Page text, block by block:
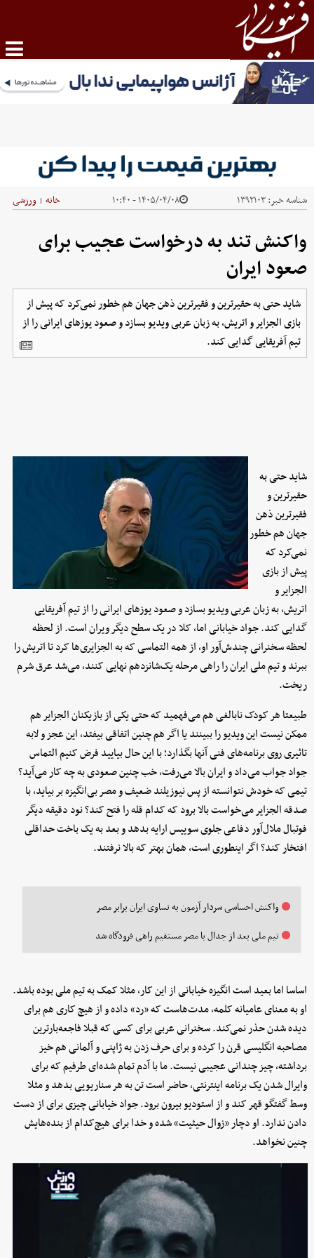
شناسه خبر:۱۳۹۲۱۰۳ ۱۴۰۵/۰۴/۰۸ - ۱۰:۴۰ خانه | ورزشی
واکنش تند به درخواست عجیب برای
صعود ایران
شاید حتی به حقیرترین و فقیرترین ذهن جهان هم خطور نمی‌کرد که پیش از
بازی الجزایر و اتریش، به زبان عربی ویدیو بسازد و صعود یوزهای ایرانی را از
تیم آفریقایی گدایی کند.
شاید حتی به
حقیرترین و
فقیرترین ذهن
جهان هم خطور
نمی‌کرد که
پیش از بازی
الجزایر و
اتریش، به زبان عربی ویدیو بسازد و صعود یوزهای ایرانی را از تیم آفریقایی
گدایی کند. جواد خیابانی اما، کلا در یک سطح دیگر ویران است. از لحظه
لحظه سخنرانی چندش‌آور او، از همه التماسی که به الجزایری‌ها کرد تا اتریش را
ببرند و تیم ملی ایران را راهی مرحله یک‌شانزدهم نهایی کنند، می‌شد عرق شرم
ریخت.
طبیعتا هر کودک نابالغی هم می‌فهمید که حتی یکی از بازیکنان الجزایر هم
ممکن نیست این ویدیو را ببینند یا اگر هم چنین اتفاقی بیفتد، این عجز و لابه
تاثیری روی برنامه‌های فنی آنها بگذارد؛ با این حال بیایید فرض کنیم التماس
جواد جواب می‌داد و ایران بالا می‌رفت، خب چنین صعودی به چه کار می‌آید؟
تیمی که خودش نتوانسته از پس نیوزیلند ضعیف و مصر بی‌انگیزه بر بیاید، با
صدقه الجزایر می‌خواست بالا برود که کدام قله را فتح کند؟ نود دقیقه دیگر
فوتبال ملال‌آور دفاعی جلوی سوییس ارایه بدهد و بعد به یک باخت حداقلی
افتخار کند؟ اگر اینطوری است، همان بهتر که بالا نرفتند.
واکنش احساسی سردار آزمون به تساوی ایران برابر مصر
تیم ملی بعد از جدال با مصر مستقیم راهی فرودگاه شد
اساسا اما بعید است انگیزه خیابانی از این کار، مثلا کمک به تیم ملی بوده باشد.
او به معنای عامیانه کلمه، مدت‌هاست که «رد» داده و از هیچ کاری هم برای
دیده شدن حذر نمی‌کند. سخنرانی عربی برای کسی که قبلا فاجعه‌بارترین
مصاحبه انگلیسی قرن را کرده و برای حرف زدن به ژاپنی و آلمانی هم خیز
برداشته، چیز چندانی عجیبی نیست. ما با آدم تمام شده‌ای طرفیم که برای
وایرال شدن یک برنامه اینترنتی، حاضر است تن به هر سناریویی بدهد و مثلا
وسط گفتگو قهر کند و از استودیو بیرون برود. جواد خیابانی چیزی برای از دست
دادن ندارد. او دچار «زوال حیثیت» شده و خدا برای هیچ‌کدام از بنده‌هایش
چنین نخواهد.⁩